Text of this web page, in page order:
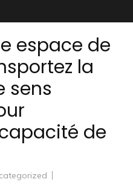
espace de
la
sens
de